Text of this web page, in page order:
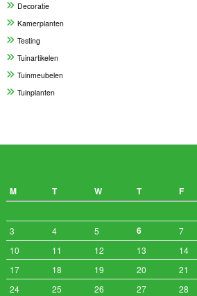
Decoratie
Kamerplanten
Testing
Tuinartikelen
Tuinmeubelen
Tuinplanten
M T W T F
3
4 5 6 7
10
11 12 13 14
17
18 19 20 21
24
25 26 27 28